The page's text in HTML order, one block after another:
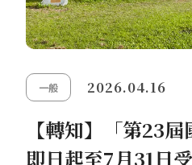
一般 2026.04.16
【轉知】「第23
即日起至7月31日